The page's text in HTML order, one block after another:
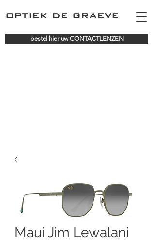
OPTIEK DE GRAEVE
bestel hier uw CONTACTLENZEN
Maui Jim Lewalani